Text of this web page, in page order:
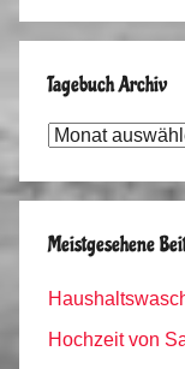
Tagebuch Archiv
Tagebuch
Meistgesehene
Hochzeit von